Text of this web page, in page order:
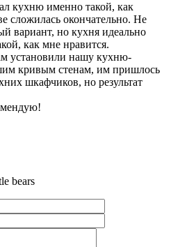
кухню именно такой, как
сложилась окончательно. Не
вариант, но кухня идеально
как мне нравится.
установили нашу кухню-
кривым стенам, им пришлось
шкафчиков, но результат
bears